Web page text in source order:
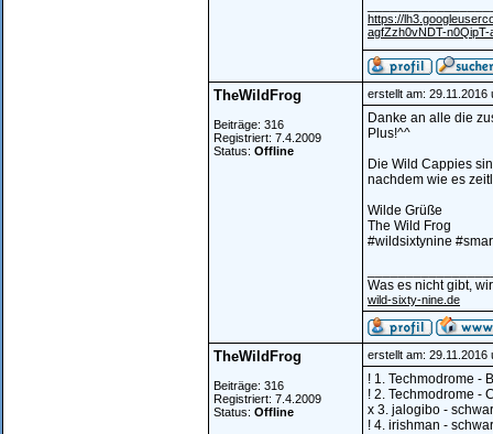
https://
agfZzh0vNDT-
TheWildFrog
Beiträge: 316
Registriert: 7.4.2009
Status: Offline
erstellt am: 29.11.2016
Danke an alle die
Plus!^^
Die Wild Cappies
nachdem wie es
Wilde Grüße
The Wild Frog
#wildsixtynine
Was es nicht gibt,
wild-sixty-nine.de
TheWildFrog
Beiträge: 316
Registriert: 7.4.2009
Status: Offline
erstellt am: 29.11.2016
! 1. Techmodrome -
! 2. Techmodrome -
x 3. jalogibo -
! 4. irishman -